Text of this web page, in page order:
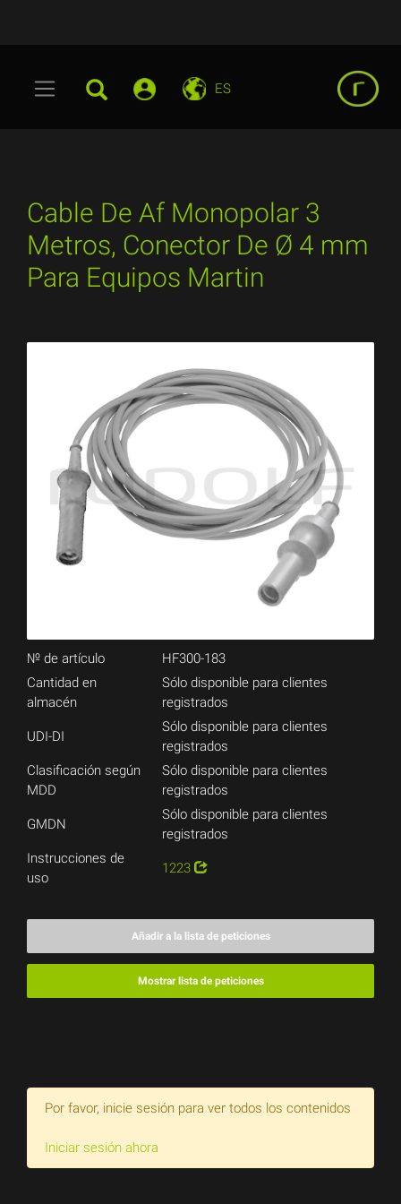
ES
Cable De Af Monopolar 3
Metros, Conector De Ø 4 mm
Para Equipos Martin
№ de artículo
HF300-183
Cantidad en
almacén
Sólo disponible para clientes
registrados
UDI-DI
Sólo disponible para clientes
registrados
Clasificación según
MDD
Sólo disponible para clientes
registrados
GMDN
Sólo disponible para clientes
registrados
Instrucciones de
uso
1223
Añadir a la lista de peticiones
Mostrar lista de peticiones
Por favor, inicie sesión para ver todos los contenidos
Iniciar sesión ahora